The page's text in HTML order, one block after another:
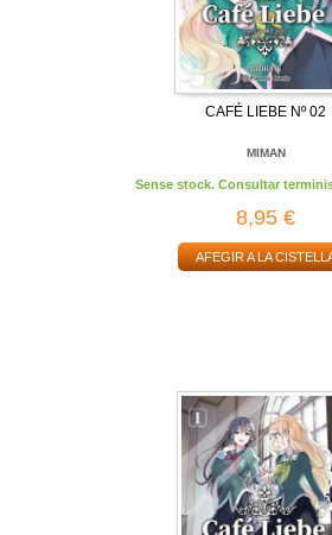
CAFÉ LIEBE Nº 02
MIMAN
Sense stock. Consultar
8,95 €
AFEGIR A LA